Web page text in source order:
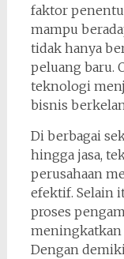
faktor penentu
mampu
tidak hanya
peluang baru.
teknologi
bisnis
Di berbagai
hingga jasa,
perusahaan
efektif. Selain
proses
meningkatkan
Dengan